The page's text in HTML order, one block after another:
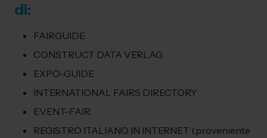
di:
FAIRGUIDE
CONSTRUCT DATA VERLAG
EXPO-GUIDE
INTERNATIONAL FAIRS DIRECTORY
EVENT-FAIR
REGISTRO ITALIANO IN INTERNET (proveniente